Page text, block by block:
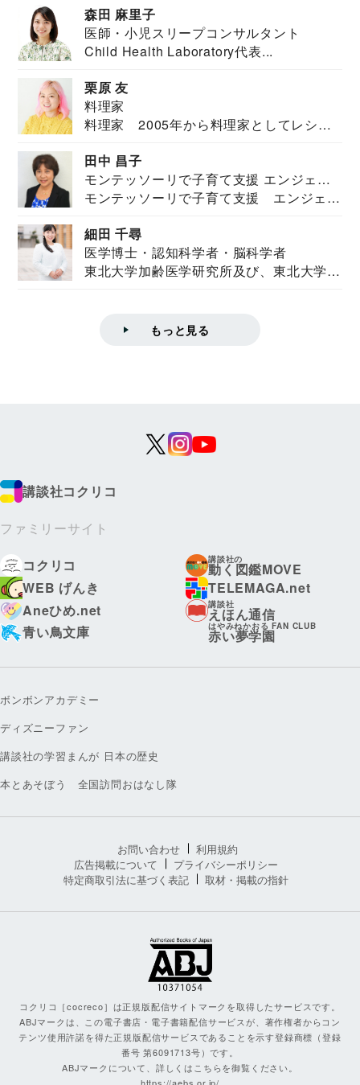
森田 麻里子
医師・小児スリープコンサルタント
Child Health Laboratory代表...
栗原 友
料理家
料理家 2005年から料理家としてレシピ
田中 昌子
モンテッソーリで子育て支援 エンジェル
ズハウス研究所所長
モンテッソーリで子育て支援 エンジェル
細田 千尋
医学博士・認知科学者・脳科学者
東北大学加齢医学研究所及び、東北大学大
もっと見る
講談社コクリコ
ファミリーサイト
コクリコ
講談社の
動く図鑑MOVE
WEB げんき
TELEMAGA.net
Aneひめ.net
講談社
えほん通信
青い鳥文庫
はやみねかおる FAN CLUB
赤い夢学園
ボンボンアカデミー
ディズニーファン
講談社の学習まんが 日本の歴史
本とあそぼう 全国訪問おはなし隊
お問い合わせ
利用規約
広告掲載について
プライバシーポリシー
特定商取引法に基づく表記
取材・掲載の指針
コクリコ［cocreco］は正規版配信サイトマークを取得したサービスです。
ABJマークは、この電子書店・電子書籍配信サービスが、著作権者からコン
テンツ使用許諾を得た正規版配信サービスであることを示す登録商標（登録
番号 第6091713号）です。
ABJマークについて、詳しくはこちらを御覧ください。